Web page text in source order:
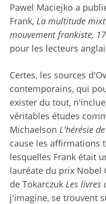
Pawel Maciejko a
Frank, La multitude
mouvement frankiste,
pour les lecteurs
Certes, les sources
contemporains, qui
exister du tout,
véritables études
Michaelson L'hérésie
cause les affirmations
lesquelles Frank était
lauréate du prix Nobel
de Tokarczuk Les livres
j'imagine, se trouvent